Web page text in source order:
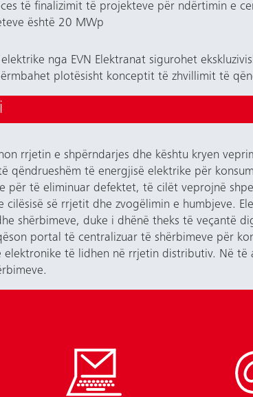
të finalizimit të projekteve për ndërtimin e
është 20 MWp
nga EVN Elektranat sigurohet
plotësisht konceptit të zhvillimit të
rrjetin e shpërndarjes dhe kështu kryen
qëndrueshëm të energjisë elektrike për
për të eliminuar defektet, të cilët veprojnë
cilësisë së rrjetit dhe zvogëlimin e humbjeve.
shërbimeve, duke i dhënë theks të veçantë
portal të centralizuar të shërbimeve për
elektronike të lidhen në rrjetin distributiv. Në